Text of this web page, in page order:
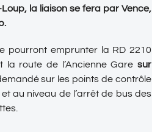
la liaison se fera par Vence,
pourront emprunter la RD 2210
la route de l’Ancienne Garesur
sur les points de contrôle
au niveau de l’arrêt de bus des